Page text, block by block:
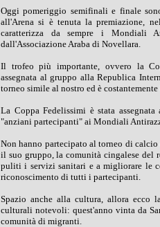
Oggi pomeriggio semifinali e finale
all'Arena si è tenuta la premiazione,
caratterizza da sempre i Mondiali
dall'Associazione Araba di Novellara.
Il trofeo più importante, ovvero la
assegnata al gruppo alla Republica
torneo simile al nostro ed è
La Coppa Fedelissimi è stata
"anziani partecipanti" ai Mondiali
Non hanno partecipato al torneo di
il suo gruppo, la comunità cingalese del
puliti i servizi sanitari e a migliorare le
riconoscimento di tutti i partecipanti.
Spazio anche alla cultura, allora ecco
culturali notevoli: quest'anno vinta da
comunità di migranti.